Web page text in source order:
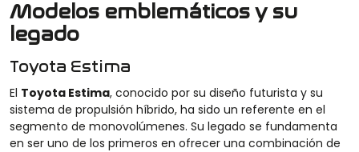
Modelos emblemáticos y su
legado
Toyota Estima
El Toyota Estima, conocido por su diseño futurista y su
sistema de propulsión híbrido, ha sido un referente en el
segmento de monovolúmenes. Su legado se fundamenta
en ser uno de los primeros en ofrecer una combinación de